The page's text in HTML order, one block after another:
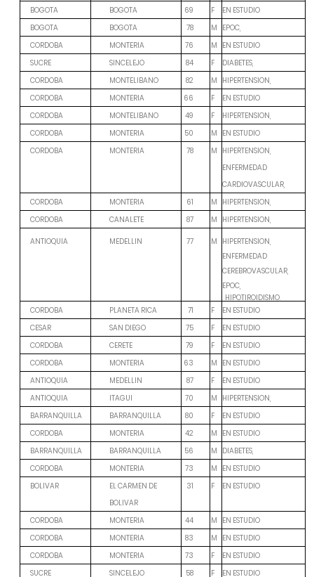
BOGOTA
BOGOTA 69 F
EN ESTUDIO
BOGOTA
BOGOTA 78 M EPOC,
CORDOBA
MONTERIA 76 M EN ESTUDIO
SUCRE
SINCELEJO 84 F
DIABETES,
CORDOBA
MONTELIBANO 82 M HIPERTENSION,
CORDOBA
MONTERIA 66 F
EN ESTUDIO
CORDOBA
MONTELIBANO 49 F
HIPERTENSION,
CORDOBA
MONTERIA 50 M EN ESTUDIO
CORDOBA
MONTERIA 78 M HIPERTENSION,
ENFERMEDAD
CARDIOVASCULAR,
CORDOBA
MONTERIA 61 M HIPERTENSION,
CORDOBA
CANALETE 87 M HIPERTENSION,
ANTIOQUIA MEDELLIN 77 M HIPERTENSION,
ENFERMEDAD
CEREBROVASCULAR,
EPOC,
HIPOTIROIDISMO,
CORDOBA
PLANETA RICA 71 F
EN ESTUDIO
CESAR
SAN DIEGO 75 F
EN ESTUDIO
CORDOBA
CERETE 79 F
EN ESTUDIO
CORDOBA
MONTERIA 63 M EN ESTUDIO
ANTIOQUIA
MEDELLIN 87 F
EN ESTUDIO
ANTIOQUIA
ITAGUI 70 M HIPERTENSION,
BARRANQUILLA
BARRANQUILLA 80 F
EN ESTUDIO
CORDOBA
MONTERIA 42 M EN ESTUDIO
BARRANQUILLA
BARRANQUILLA 56 M DIABETES,
CORDOBA
MONTERIA 73 M EN ESTUDIO
BOLIVAR
EL CARMEN DE
BOLIVAR
31 F EN ESTUDIO
CORDOBA MONTERIA 44 M EN ESTUDIO
CORDOBA
MONTERIA 83 M EN ESTUDIO
CORDOBA
MONTERIA 73 F
EN ESTUDIO
SUCRE
SINCELEJO 58 F
EN ESTUDIO